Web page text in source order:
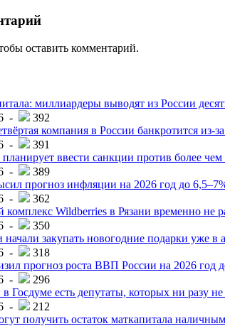
оставить комментарий.
миллиардеры выводят из России
-
392
компания в России банкротится из-
-
391
ввести санкции против более
-
389
прогноз инфляции на 2026 год до
-
362
комплекс Wildberries в Рязани временно не
-
350
закупать новогодние подарки уже в
-
318
прогноз роста ВВП России на 2026 год
-
296
Госдуме есть депутаты, которых ни разу
-
212
получить остаток маткапитала